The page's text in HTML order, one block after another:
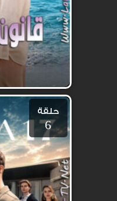
حلقة
6